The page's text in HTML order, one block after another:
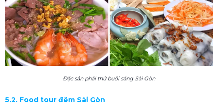
Đặc sản phải thử buổi sáng Sài Gòn
5.2. Food tour đêm Sài Gòn